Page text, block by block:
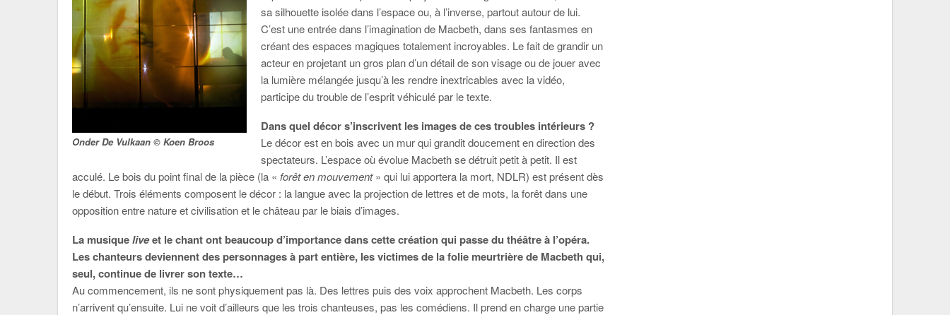
Onder De Vulkaan © Koen Broos
sa silhouette isolée dans l’espace ou, à l’inverse, partout autour de lui.
C’est une entrée dans l’imagination de Macbeth, dans ses fantasmes en
créant des espaces magiques totalement incroyables. Le fait de grandir un
acteur en projetant un gros plan d’un détail de son visage ou de jouer avec
la lumière mélangée jusqu’à les rendre inextricables avec la vidéo,
participe du trouble de l’esprit véhiculé par le texte.
Dans quel décor s’inscrivent les images de ces troubles intérieurs ?
Le décor est en bois avec un mur qui grandit doucement en direction des
spectateurs. L’espace où évolue Macbeth se détruit petit à petit. Il est
acculé. Le bois du point final de la pièce (la « forêt en mouvement» qui lui apportera la mort, NDLR) est présent dès
le début. Trois éléments composent le décor : la langue avec la projection de lettres et de mots, la forêt dans une
opposition entre nature et civilisation et le château par le biais d’images.
La musiqueliveet le chant ont beaucoup d’importance dans cette création qui passe du théâtre à l’opéra.
Les chanteurs deviennent des personnages à part entière, les victimes de la folie meurtrière de Macbeth qui,
seul, continue de livrer son texte…
Au commencement, ils ne sont physiquement pas là. Des lettres puis des voix approchent Macbeth. Les corps
n’arrivent qu’ensuite. Lui ne voit d’ailleurs que les trois chanteuses, pas les comédiens. Il prend en charge une partie